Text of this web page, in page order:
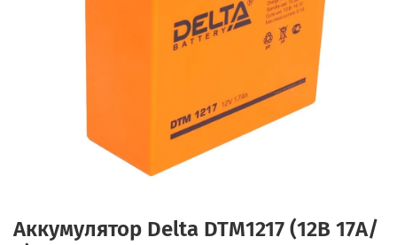
Аккумулятор Delta DTM1217 (12В 17А/